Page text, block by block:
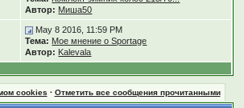
Автор: Миша50
May 8 2016, 11:59 PM
Тема: Мое мнение о Sportage
Автор: Kalevala
cookies · Отметить все сообщения прочитанными